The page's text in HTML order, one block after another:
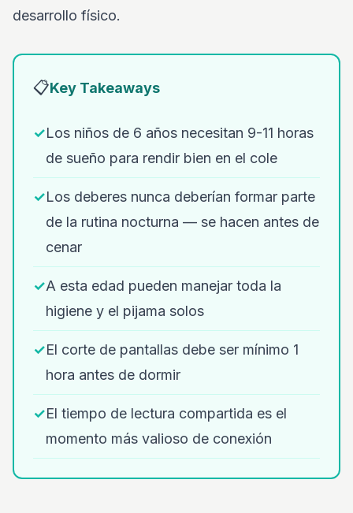
desarrollo físico.
📋Key Takeaways
✓Los niños de 6 años necesitan 9-11 horas
de sueño para rendir bien en el cole
✓Los deberes nunca deberían formar parte
de la rutina nocturna — se hacen antes de
cenar
✓A esta edad pueden manejar toda la
higiene y el pijama solos
✓El corte de pantallas debe ser mínimo 1
hora antes de dormir
✓El tiempo de lectura compartida es el
momento más valioso de conexión